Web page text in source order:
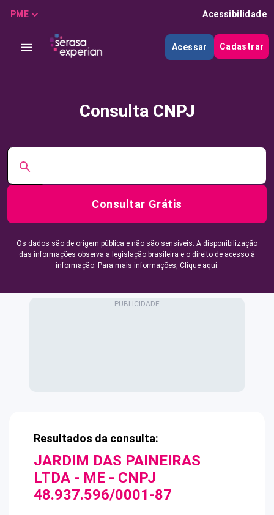
PME Acessibilidade
Acessar Cadastrar
Consulta CNPJ
Consultar Grátis
Os dados são de origem pública e não são sensíveis. A disponibilização
das informações observa a legislação brasileira e o direito de acesso à
informação. Para mais informações, Clique aqui.
Resultados da consulta:
JARDIM DAS PAINEIRAS
LTDA - ME - CNPJ
48.937.596/0001-87